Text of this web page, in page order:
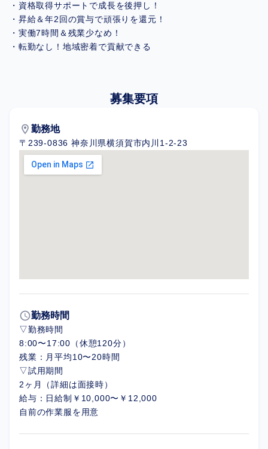
・資格取得サポートで成長を後押し！
・昇給＆年2回の賞与で頑張りを還元！
・実働7時間＆残業少なめ！
・転勤なし！地域密着で貢献できる
募集要項
location_on 勤務地
〒239-0836 神奈川県横須賀市内川1-2-23
schedule勤務時間
▽勤務時間
8:00〜17:00（休憩120分）
残業：月平均10〜20時間
▽試用期間
2ヶ月（詳細は面接時）
給与：日給制￥10,000〜￥12,000
自前の作業服を用意